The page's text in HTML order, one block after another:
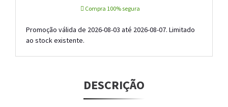
Compra 100% segura
Promoção válida de 2026-08-03 até 2026-08-07. Limitado
ao stock existente.
DESCRIÇÃO